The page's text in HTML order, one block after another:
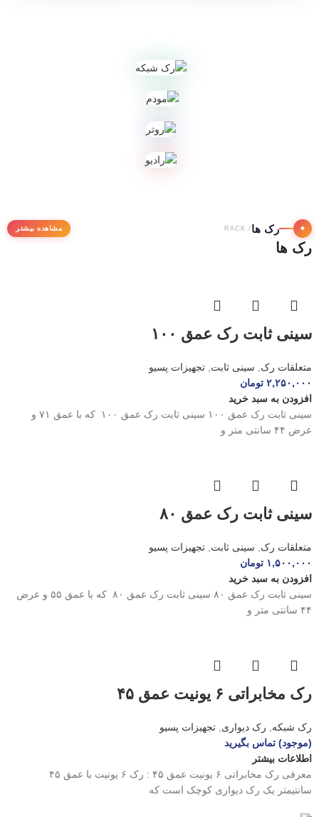
✦ رک ها / RACK مشاهده بیشتر
رک ها
سینی ثابت رک عمق ۱۰۰
متعلقات رک, سینی ثابت, تجهیزات پسیو
۲,۲۵۰,۰۰۰ تومان
افزودن به سبد خرید
سینی ثابت رک عمق ۱۰۰ سینی ثابت رک عمق ۱۰۰ که با عمق ۷۱ و
عرض ۴۴ سانتی متر و
سینی ثابت رک عمق ۸۰
متعلقات رک, سینی ثابت, تجهیزات پسیو
۱,۵۰۰,۰۰۰ تومان
افزودن به سبد خرید
سینی ثابت رک عمق ۸۰ سینی ثابت رک عمق ۸۰ که با عمق ۵۵ و عرض
۴۴ سانتی متر و
رک مخابراتی ۶ یونیت عمق ۴۵
رک شبکه, رک دیواری, تجهیزات پسیو
(موجود) تماس بگیرید
اطلاعات بیشتر
معرفی رک مخابراتی ۶ یونیت عمق ۴۵ : رک ۶ یونیت با عمق ۴۵
سانتیمتر یک رک دیواری کوچک است که